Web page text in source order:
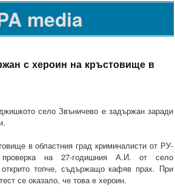
media
с хероин на кръстовище в
село Звъничево е задържан заради
в областния град криминалисти от РУ-
проверка на 27-годишния А.И. от село
топче, съдържащо кафяв прах. При
се оказало, че това е хероин.